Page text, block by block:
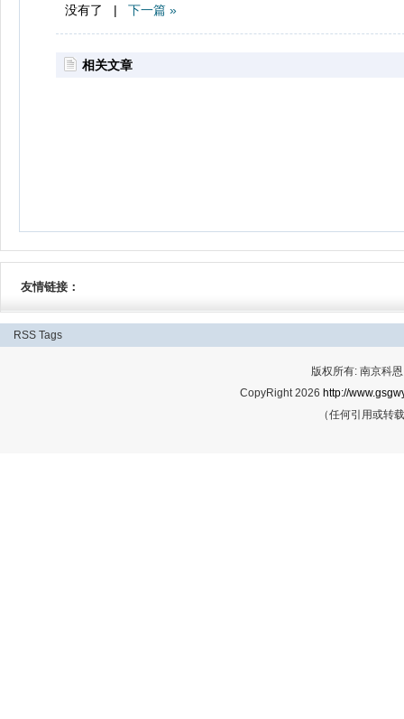
没有了 | 下一篇 »
相关文章
友情链接：
RSS Tags
版权所有: 南京科
CopyRight 2026 http://
（任何引用或转